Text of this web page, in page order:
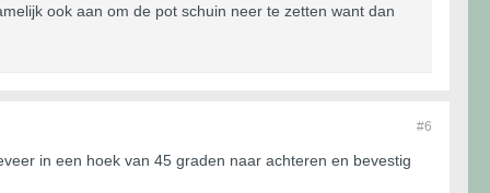
ook aan om de pot schuin neer te zetten want dan
#6
in een hoek van 45 graden naar achteren en bevestig